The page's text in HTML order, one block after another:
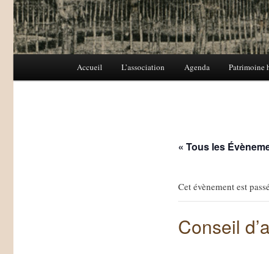
Aller
Aller
Accueil L’association Agenda Patrimoine
« Tous les
Cet évènement est
Conseil